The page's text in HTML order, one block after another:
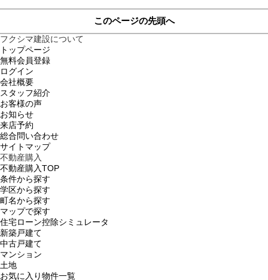
このページの先頭へ
フクシマ建設について
トップページ
無料会員登録
ログイン
会社概要
スタッフ紹介
お客様の声
お知らせ
来店予約
総合問い合わせ
サイトマップ
不動産購入
不動産購入TOP
条件から探す
学区から探す
町名から探す
マップで探す
住宅ローン控除シミュレータ
新築戸建て
中古戸建て
マンション
土地
お気に入り物件一覧